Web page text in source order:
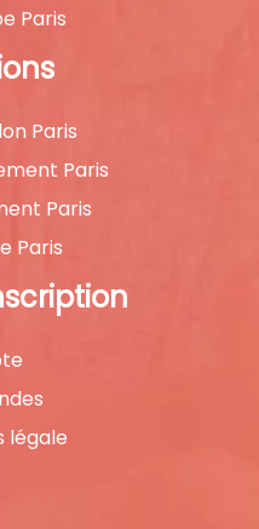
Paris
Paris
Paris
Paris
Paris
légale